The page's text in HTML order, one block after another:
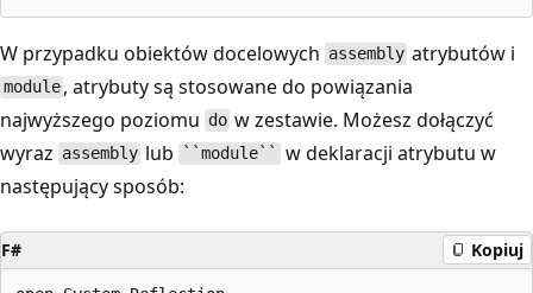
W przypadku obiektów docelowych assembly atrybutów i
module , atrybuty są stosowane do powiązania
najwyższego poziomu do w zestawie. Możesz dołączyć
wyraz assembly lub ``module``
w deklaracji atrybutu w
następujący sposób:
F# Kopiuj